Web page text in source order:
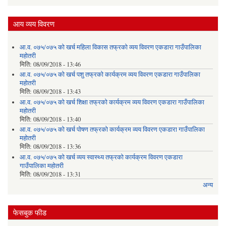
आय व्यय विवरण
आ.व. ०७५/०७५ को खर्च महिला विकास तफ्रको व्यय विवरण एकडारा गाउँपालिका
महोतरी
मिति: 08/09/2018 - 13:46
आ.व. ०७५/०७५ को खर्च पशु तफ्रको कार्यक्रम व्यय विवरण एकडारा गाउँपालिका
महोतरी
मिति: 08/09/2018 - 13:43
आ.व. ०७५/०७५ को खर्च शिक्षा तफ्रको कार्यक्रम व्यय विवरण एकडारा गाउँपालिका
महोतरी
मिति: 08/09/2018 - 13:40
आ.व. ०७५/०७५ को खर्च पोषण तफ्रको कार्यक्रम व्यय विवरण एकडारा गाउँपालिका
महोतरी
मिति: 08/09/2018 - 13:36
आ.व. ०७५/०७५ को खर्च व्यय स्वास्थ्य तफ्रको कार्यक्रम विवरण एकडारा
गाउँपालिका महोतरी
मिति: 08/09/2018 - 13:31
अन्य
फेसबुक फीड